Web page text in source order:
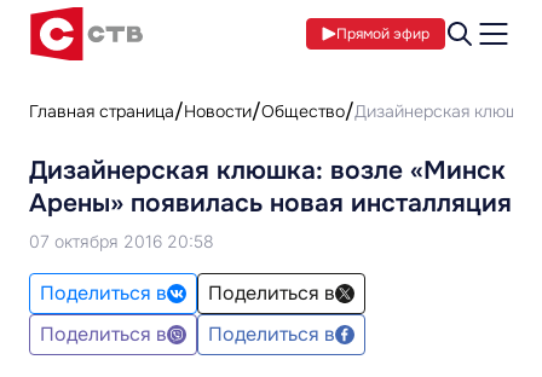
Прямой эфир
Главная страница Новости Общество Дизайнерская
Дизайнерская клюшка: возле «Минск
Арены» появилась новая инсталляция
07 октября 2016 20:58
Поделиться в
Поделиться в
Поделиться в
Поделиться в